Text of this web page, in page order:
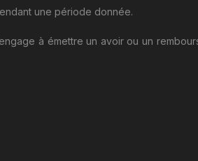
une période donnée.
à émettre un avoir ou un